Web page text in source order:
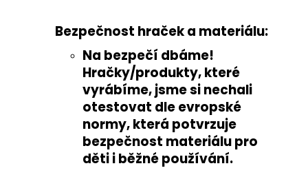
Bezpečnost hraček a materiálu:
Na bezpečí dbáme!
Hračky/produkty, které
vyrábíme, jsme si nechali
otestovat dle evropské
normy, která potvrzuje
bezpečnost materiálu pro
děti i běžné používání.